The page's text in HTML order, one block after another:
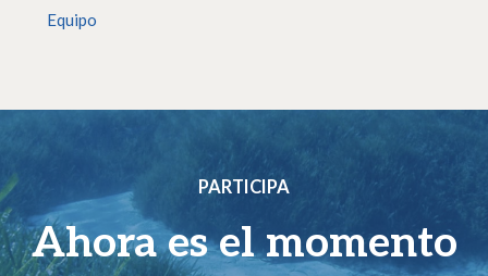
Equipo
PARTICIPA
Ahora es el momento